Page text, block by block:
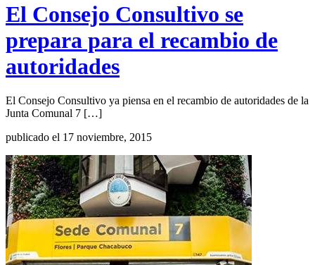
El Consejo Consultivo se
prepara para el recambio de
autoridades
El Consejo Consultivo ya piensa en el recambio de autoridades de la
Junta Comunal 7 […]
publicado el 17 noviembre, 2015